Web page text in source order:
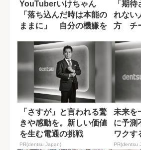
YouTuberいけちゃん
「落ち込んだ時は本能の
ままに」 自分の機嫌を
「期
れない
方 チ
「さすが」と言われる驚
きや感動を。新しい価値
を生む電通の挑戦
PR(dentsu Japan)
未来を
に予測
ワクす
PR(dentsu